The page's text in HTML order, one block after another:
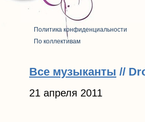
Политика конфиденциальности
По коллективам
Все музыканты //
21 апреля 2011